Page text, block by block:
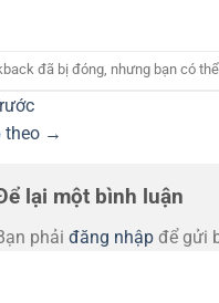
đã bị đóng, nhưng bạn có thể
theo →
lại một bình luận
phải đăng nhập để gửi